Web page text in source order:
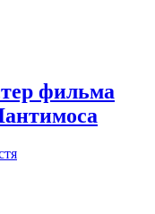
фильма